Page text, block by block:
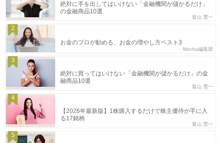
絶対に手を出してはいけない「金融機関が儲かるだけ」
の金融商品10選
畠山 憲一
2
お金のプロが勧める、お金の増やし方ベスト3
Mocha編集部
3
絶対に買ってはいけない「金融機関が儲かるだけ」の金
融商品10選
畠山 憲一
4
【2026年最新版】1株購入するだけで株主優待が手に入
る17銘柄
畠山 憲一
5